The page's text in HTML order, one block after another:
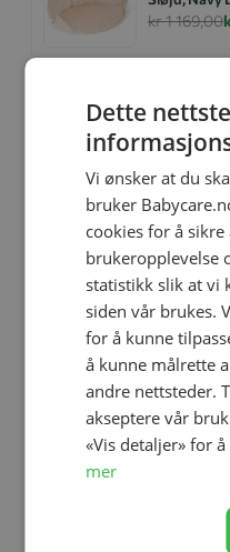
kr 1 169,00
Legg til
Størrelse
1-2 år 2-4 år
Dette
Vi ønsker at du
bruker
cookies for å
brukeropplevelse
statistikk slik at vi
siden vår brukes.
for å kunne
å kunne målrette
andre nettsteder.
akseptere vår
«Vis detaljer» for
mer